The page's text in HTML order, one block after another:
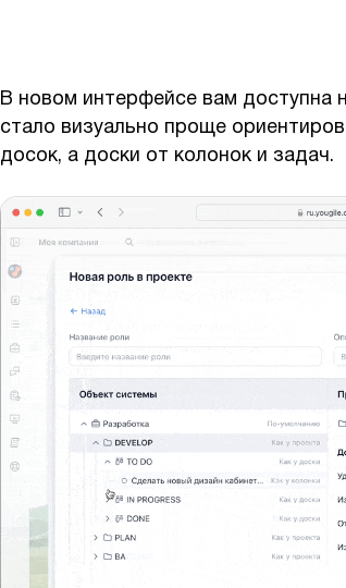
В новом интерфейсе вам доступна
стало визуально проще
досок, а доски от колонок и задач.